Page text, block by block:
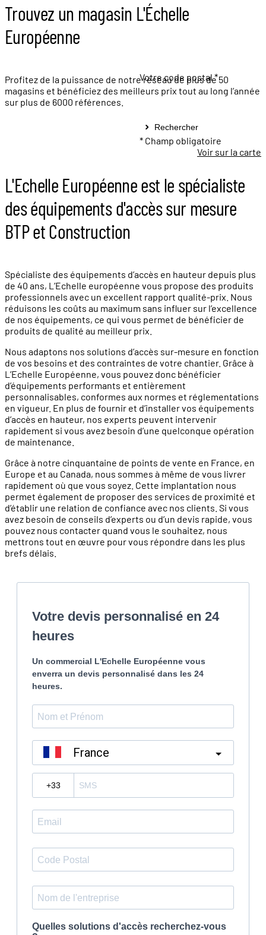
Trouvez un magasin L'Échelle
Européenne
Profitez de la puissance de notre réseau de plus de 50
magasins et bénéficiez des meilleurs prix tout au long l’année
sur plus de 6000 références.
Votre code postal *
Rechercher
* Champ obligatoire
Voir sur la carte
L'Echelle Européenne est le spécialiste
des équipements d'accès sur mesure
BTP et Construction
Spécialiste des équipements d’accès en hauteur depuis plus
de 40 ans, L’Echelle européenne vous propose des produits
professionnels avec un excellent rapport qualité-prix. Nous
réduisons les coûts au maximum sans influer sur l’excellence
de nos équipements, ce qui vous permet de bénéficier de
produits de qualité au meilleur prix.
Nous adaptons nos solutions d’accès sur-mesure en fonction
de vos besoins et des contraintes de votre chantier. Grâce à
L’Echelle Européenne, vous pouvez donc bénéficier
d’équipements performants et entièrement
personnalisables, conformes aux normes et réglementations
en vigueur. En plus de fournir et d’installer vos équipements
d’accès en hauteur, nos experts peuvent intervenir
rapidement si vous avez besoin d’une quelconque opération
de maintenance.
Grâce à notre cinquantaine de points de vente en France, en
Europe et au Canada, nous sommes à même de vous livrer
rapidement où que vous soyez. Cette implantation nous
permet également de proposer des services de proximité et
d’établir une relation de confiance avec nos clients. Si vous
avez besoin de conseils d’experts ou d’un devis rapide, vous
pouvez nous contacter quand vous le souhaitez, nous
mettrons tout en œuvre pour vous répondre dans les plus
brefs délais.